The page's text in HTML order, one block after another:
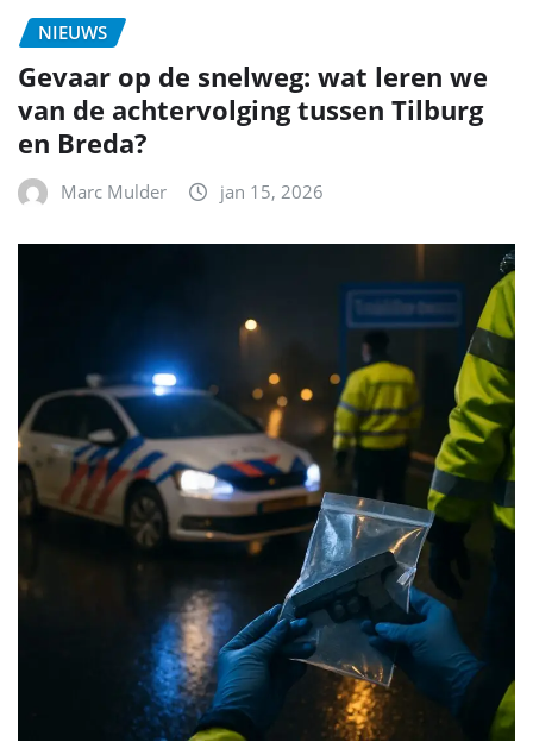
NIEUWS
Gevaar op de snelweg: wat leren we
van de achtervolging tussen Tilburg
en Breda?
Marc Mulder jan 15, 2026